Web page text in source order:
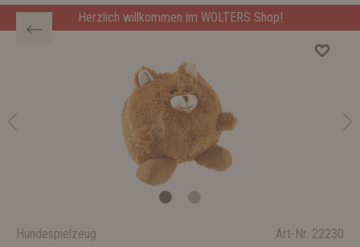
Herzlich willkommen im WOLTERS Shop!
Hundespielzeug Art-Nr. 22230